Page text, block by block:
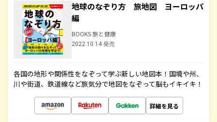
地球のなぞり方 旅地図 ヨーロッパ
編
BOOKS 旅と健康
2022.10.14 発売
各国の地形や関係性をなぞって学ぶ新しい地図本！国境や州、
川や街道、鉄道線など旅気分で地図をなぞって脳もイキイキ！
詳細を見る